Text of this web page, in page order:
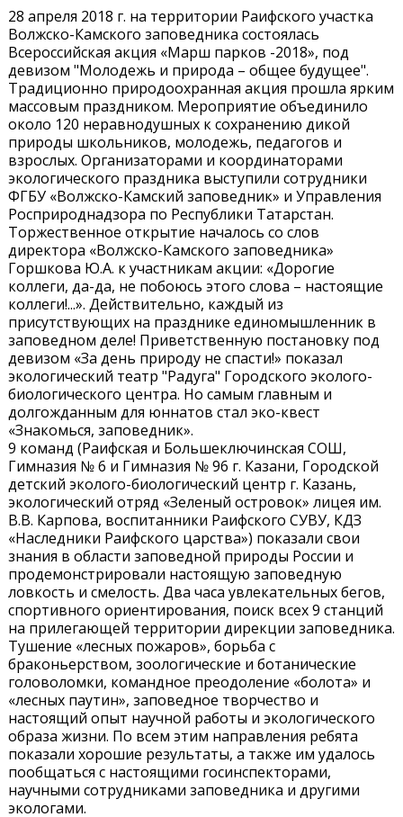
28 апреля 2018 г. на территории Раифского участка
Волжско-Камского заповедника состоялась
Всероссийская акция «Марш парков -2018», под
девизом "Молодежь и природа – общее будущее".
Традиционно природоохранная акция прошла ярким
массовым праздником. Мероприятие объединило
около 120 неравнодушных к сохранению дикой
природы школьников, молодежь, педагогов и
взрослых. Организаторами и координаторами
экологического праздника выступили сотрудники
ФГБУ «Волжско-Камский заповедник» и Управления
Росприроднадзора по Республики Татарстан.
Торжественное открытие началось со слов
директора «Волжско-Камского заповедника»
Горшкова Ю.А. к участникам акции: «Дорогие
коллеги, да-да, не побоюсь этого слова – настоящие
коллеги!...». Действительно, каждый из
присутствующих на празднике единомышленник в
заповедном деле! Приветственную постановку под
девизом «За день природу не спасти!» показал
экологический театр "Радуга" Городского эколого-
биологического центра. Но самым главным и
долгожданным для юннатов стал эко-квест
«Знакомься, заповедник».
9 команд (Раифская и Большеключинская СОШ,
Гимназия № 6 и Гимназия № 96 г. Казани, Городской
детский эколого-биологический центр г. Казань,
экологический отряд «Зеленый островок» лицея им.
В.В. Карпова, воспитанники Раифского СУВУ, КДЗ
«Наследники Раифского царства») показали свои
знания в области заповедной природы России и
продемонстрировали настоящую заповедную
ловкость и смелость. Два часа увлекательных бегов,
спортивного ориентирования, поиск всех 9 станций
на прилегающей территории дирекции заповедника.
Тушение «лесных пожаров», борьба с
браконьерством, зоологические и ботанические
головоломки, командное преодоление «болота» и
«лесных паутин», заповедное творчество и
настоящий опыт научной работы и экологического
образа жизни. По всем этим направления ребята
показали хорошие результаты, а также им удалось
пообщаться с настоящими госинспекторами,
научными сотрудниками заповедника и другими
экологами.